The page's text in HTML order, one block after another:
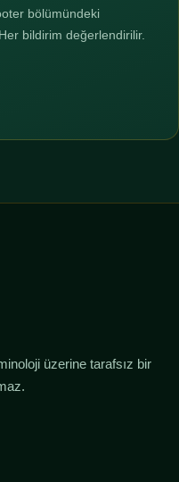
bölümündeki
bildirim değerlendirilir.
üzerine tarafsız bir